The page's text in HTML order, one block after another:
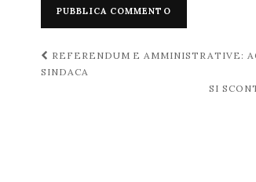
Navigazione
post
REFERENDUM E AMMINISTRATIVE:
SINDACA
SI